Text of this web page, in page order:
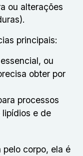
ou alterações
principais:
ou
obter por
processos
e de
pelo corpo, ela é